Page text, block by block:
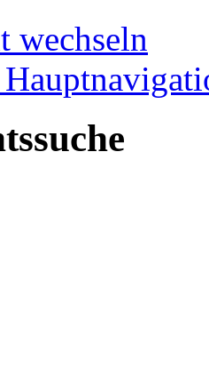
wechseln